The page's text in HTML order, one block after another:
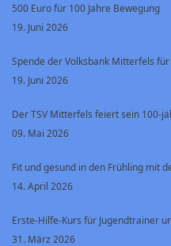
500 Euro für 100 Jahre Bewegung
19. Juni 2026
Spende der Volksbank Mitterfels für
19. Juni 2026
Der TSV Mitterfels feiert sein 100-
09. Mai 2026
Fit und gesund in den Frühling mit
14. April 2026
Erste-Hilfe-Kurs für Jugendtrainer
31. März 2026